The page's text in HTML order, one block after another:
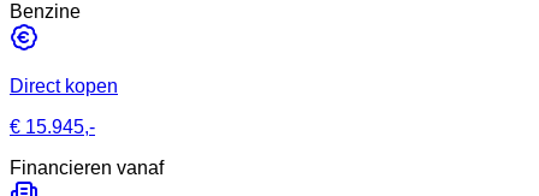
Benzine
Direct kopen
€ 15.945,-
Financieren vanaf